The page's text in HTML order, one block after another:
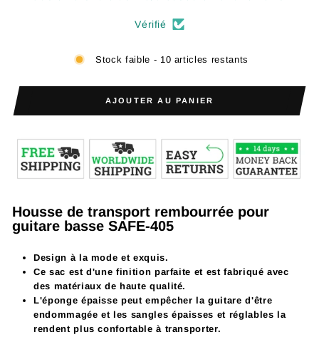
Vérifié
Stock faible - 10 articles restants
AJOUTER AU PANIER
Housse de transport rembourrée pour
guitare basse SAFE-405
Design à la mode et exquis.
Ce sac est d'une finition parfaite et est fabriqué avec
des matériaux de haute qualité.
L'éponge épaisse peut empêcher la guitare d'être
endommagée et les sangles épaisses et réglables la
rendent plus confortable à transporter.